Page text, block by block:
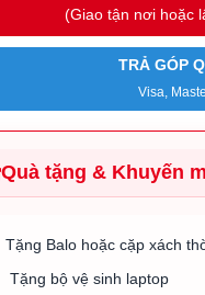
(Giao tận nơi hoặc
TRẢ GÓP
Visa,
Quà tặng & Khuyến
Tặng Balo hoặc cặp xách
Tặng bộ vệ sinh laptop